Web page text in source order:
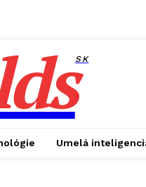
SK
Umelá